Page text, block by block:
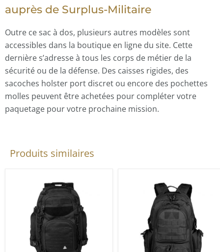
auprès de Surplus-Militaire
Outre ce sac à dos, plusieurs autres modèles sont
accessibles dans la boutique en ligne du site. Cette
dernière s’adresse à tous les corps de métier de la
sécurité ou de la défense. Des caisses rigides, des
sacoches holster port discret ou encore des pochettes
molles peuvent être achetées pour compléter votre
paquetage pour votre prochaine mission.
Produits similaires